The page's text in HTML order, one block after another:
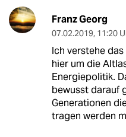
Franz Georg
07.02.2019, 11:20
Ich verstehe
hier um die
Energiepolitik.
bewusst darauf
Generationen
tragen werden